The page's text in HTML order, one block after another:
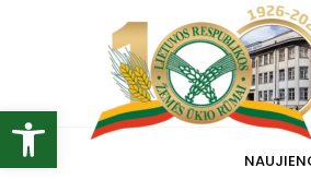
Open toolbar